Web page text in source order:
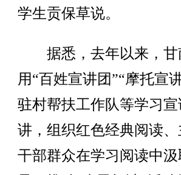
学生贡保草说。
据悉，去年以来，甘
用“百姓宣讲团”“摩托宣
驻村帮扶工作队等学习
讲，组织红色经典阅读
干部群众在学习阅读中